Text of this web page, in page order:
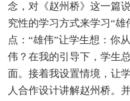
念，对《赵州桥》这一篇
究性的学习方式来学习“
点：“雄伟”让学生想：你
伟？在我的引导下，学生
面。接着我设置情境，让
人合作设计讲解赵州桥。